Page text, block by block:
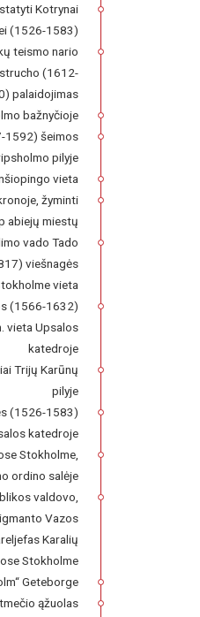
Kotrynai
(1526-1583)
teismo nario
(1612-
palaidojimas
bažnyčioje
1592) šeimos
pilyje
vieta
žyminti
abiejų miestų
vado Tado
viešnagės
vieta
(1566-1632)
vieta Upsalos
katedroje
Trijų Karūnų
pilyje
(1526-1583)
katedroje
Stokholme,
ordino salėje
valdovo,
Vazos
Karalių
Stokholme
Geteborge
ąžuolas